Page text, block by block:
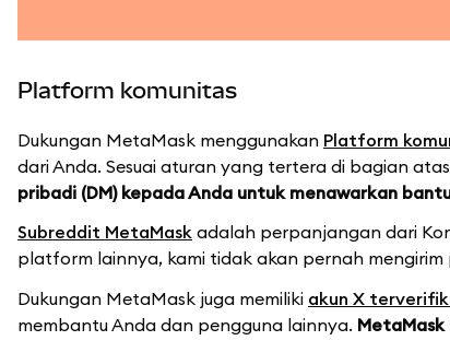
Platform komunitas
Dukungan MetaMask menggunakan Platform
dari Anda. Sesuai aturan yang tertera di bagian
pribadi (DM) kepada Anda untuk menawarkan
Subreddit MetaMask adalah perpanjangan dari
platform lainnya, kami tidak akan pernah
Dukungan MetaMask juga memiliki akun X
membantu Anda dan pengguna lainnya.